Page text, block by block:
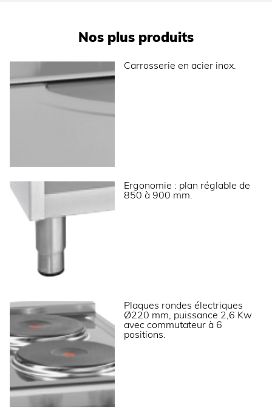
Dimensions extérieures (LxPxH) (mm) 400x700x900
LOGISTIQUE
Dimensions emballage (LxPxH) (mm)
Informations complémentaires
Carrosserie en acier inox.
Dessus embouti avec épaisseur 12/10ème.
Pieds en acier inox réglables pour une hauteur de
plan de 850 à 900 mm.
Panneau de commandes incliné vers l’utilisateur.
Dimensions foyers Ø220 mm.
Commutateur à 6 positions et voyant de
fonctionnement.
Puissance des plaques : 2,6 kW/plaque.
Disponibles avec fours électriques ou dessous
libre.
Porte en accessoire pour versions dessous libre.
Nos plus produits
Carrosserie en acier inox.
Ergonomie : plan réglable de
850 à 900 mm.
Plaques rondes électriques
Ø220 mm, puissance 2,6 Kw
avec commutateur à 6
positions.